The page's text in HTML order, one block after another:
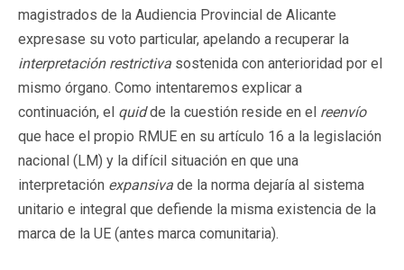
magistrados de la Audiencia Provincial de Alicante
expresase su voto particular, apelando a recuperar la
interpretación restrictiva sostenida con anterioridad por el
mismo órgano. Como intentaremos explicar a
continuación, el quidde la cuestión reside en el reenvío
que hace el propio RMUE en su artículo 16 a la legislación
nacional (LM) y la difícil situación en que una
interpretación expansiva de la norma dejaría al sistema
unitario e integral que defiende la misma existencia de la
marca de la UE (antes marca comunitaria).